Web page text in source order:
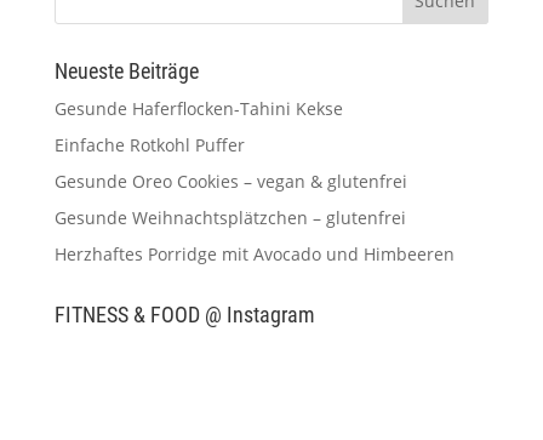
Neueste Beiträge
Gesunde Haferflocken-Tahini Kekse
Einfache Rotkohl Puffer
Gesunde Oreo Cookies – vegan & glutenfrei
Gesunde Weihnachtsplätzchen – glutenfrei
Herzhaftes Porridge mit Avocado und Himbeeren
FITNESS & FOOD @ Instagram